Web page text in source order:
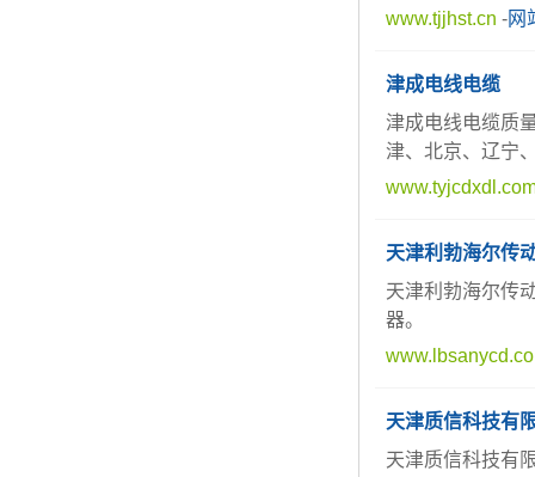
www.tjjhst.cn -网
津成电线电缆
津成电线电缆质
津、北京、辽宁
天津利勃海尔传
天津利勃海尔传
器。
天津质信科技有
天津质信科技有